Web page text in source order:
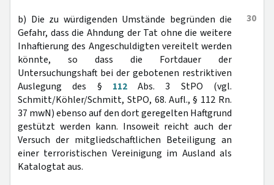
30
b) Die zu würdigenden Umstände begründen die
Gefahr, dass die Ahndung der Tat ohne die weitere
Inhaftierung des Angeschuldigten vereitelt werden
könnte, so dass die Fortdauer der
Untersuchungshaft bei der gebotenen restriktiven
Auslegung des § 112Abs. 3 StPO (vgl.
Schmitt/Köhler/Schmitt, StPO, 68. Aufl., § 112 Rn.
37 mwN) ebenso auf den dort geregelten Haftgrund
gestützt werden kann. Insoweit reicht auch der
Versuch der mitgliedschaftlichen Beteiligung an
einer terroristischen Vereinigung im Ausland als
Katalogtat aus.